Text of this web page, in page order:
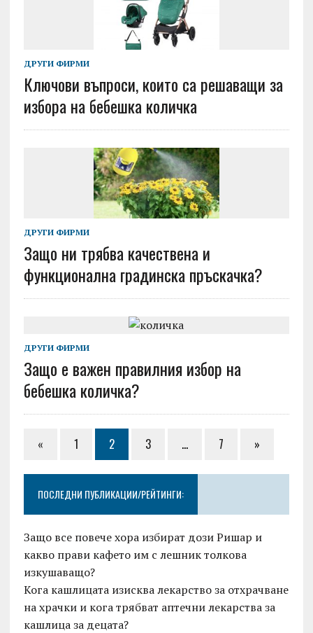
ДРУГИ ФИРМИ
Ключови въпроси, които са решаващи за
избора на бебешка количка
ДРУГИ ФИРМИ
Защо ни трябва качествена и
функционална градинска пръскачка?
ДРУГИ ФИРМИ
Защо е важен правилния избор на
бебешка количка?
« 1 2 3 … 7 »
ПОСЛЕДНИ ПУБЛИКАЦИИ/РЕЙТИНГИ:
Защо все повече хора избират дози Ришар и
какво прави кафето им с лешник толкова
изкушаващо?
Кога кашлицата изисква лекарство за отхрачване
на храчки и кога трябват аптечни лекарства за
кашлица за децата?